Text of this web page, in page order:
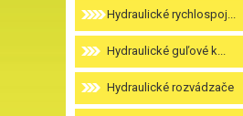
Hydraulické rychlospoj...
Hydraulické guľové k...
Hydraulické rozvádzače